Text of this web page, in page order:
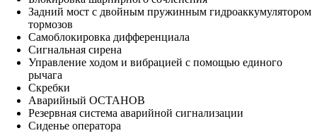
Задний мост с двойным пружинным гидроаккумулятором
тормозов
Самоблокировка дифференциала
Сигнальная сирена
Управление ходом и вибрацией с помощью единого
рычага
Скребки
Аварийный ОСТАНОВ
Резервная система аварийной сигнализации
Сиденье оператора